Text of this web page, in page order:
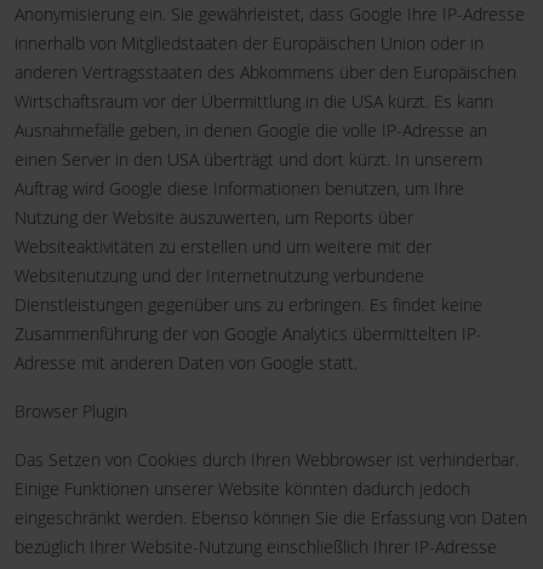
Anonymisierung ein. Sie gewährleistet, dass Google Ihre IP-Adresse
innerhalb von Mitgliedstaaten der Europäischen Union oder in
anderen Vertragsstaaten des Abkommens über den Europäischen
Wirtschaftsraum vor der Übermittlung in die USA kürzt. Es kann
Ausnahmefälle geben, in denen Google die volle IP-Adresse an
einen Server in den USA überträgt und dort kürzt. In unserem
Auftrag wird Google diese Informationen benutzen, um Ihre
Nutzung der Website auszuwerten, um Reports über
Websiteaktivitäten zu erstellen und um weitere mit der
Websitenutzung und der Internetnutzung verbundene
Dienstleistungen gegenüber uns zu erbringen. Es findet keine
Zusammenführung der von Google Analytics übermittelten IP-
Adresse mit anderen Daten von Google statt.
Browser Plugin
Das Setzen von Cookies durch Ihren Webbrowser ist verhinderbar.
Einige Funktionen unserer Website könnten dadurch jedoch
eingeschränkt werden. Ebenso können Sie die Erfassung von Daten
bezüglich Ihrer Website-Nutzung einschließlich Ihrer IP-Adresse